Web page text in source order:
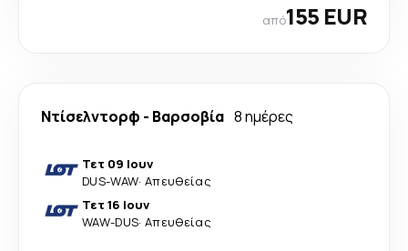
από155 EUR
Ντίσελντορφ - Βαρσοβία 8 ημέρες
Τετ 09 Ιουν
DUS-WAW· Απευθείας
Τετ 16 Ιουν
WAW-DUS· Απευθείας